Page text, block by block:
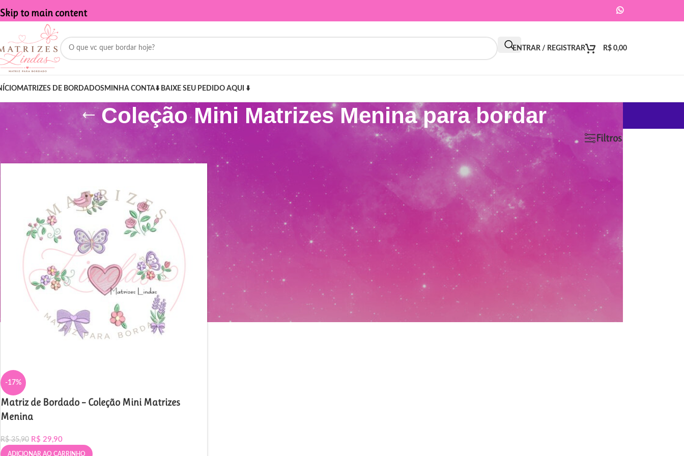
Skip to main content
ENTRAR / REGISTRAR R$ 0,00
MATRIZES DE BORDADOSMINHA CONTA⬇️ BAIXE SEU PEDIDO AQUI ⬇️
Coleção Mini Matrizes Menina para bordar
Produtos marcados com a tag “Coleção Mini Matrizes Menina para bordar” Mostrar 9 18 24 Filtros
-17%
Matriz de Bordado – Coleção Mini Matrizes
Menina
R$35,90 R$ 29,90
ADICIONAR AO CARRINHO